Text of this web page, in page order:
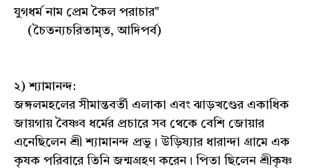
যুগধর্ম নাম প্রেম কৈল পরাচার"
(চৈতন্যচরিতামৃত, আদিপর্ব)
২) শ্যামানন্দ:
জঙ্গলমহলের সীমান্তবর্তী এলাকা এবং ঝাড়খণ্ডের একাধিক
জায়গায় বৈষ্ণব ধর্মের প্রচারে সব থেকে বেশি জোয়ার
এনেছিলেন শ্রী শ্যামানন্দ প্রভু। উড়িষ্যার ধারান্দা গ্রামে এক
কৃষক পরিবারে তিনি জন্মগ্রহণ করেন। পিতা ছিলেন শ্রীকৃষ্ণ